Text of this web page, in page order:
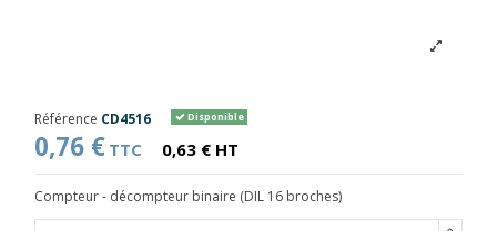
Référence CD4516 Disponible
0,76 € TTC 0,63 € HT
Compteur - décompteur binaire (DIL 16 broches)